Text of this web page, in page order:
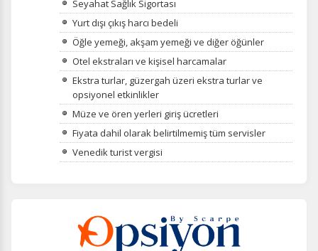
Seyahat Sağlık Sigortası
Yurt dışı çıkış harcı bedeli
Öğle yemeği, akşam yemeği ve diğer öğünler
Otel ekstraları ve kişisel harcamalar
Ekstra turlar, güzergah üzeri ekstra turlar ve
opsiyonel etkinlikler
Müze ve ören yerleri giriş ücretleri
Fiyata dahil olarak belirtilmemiş tüm servisler
Venedik turist vergisi